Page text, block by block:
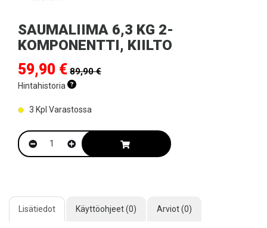
SAUMALIIMA 6,3 KG 2-
KOMPONENTTI, KIILTO
59,90 € 89,90 €
Hintahistoria
3 Kpl Varastossa
Lisätiedot Käyttöohjeet (0) Arviot (0)